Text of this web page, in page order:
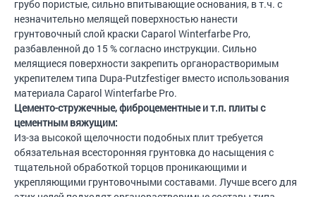
грубо пористые, сильно впитывающие основания, в т.ч. с
незначительно мелящей поверхностью нанести
грунтовочный слой краски Caparol Winterfarbe Pro,
разбавленной до 15 % согласно инструкции. Сильно
мелящиеся поверхности закрепить органорастворимым
укрепителем типа Dupa-Putzfestiger вместо использования
материала Caparol Winterfarbe Pro.
Цементо-стружечные, фиброцементные и т.п. плиты с
цементным вяжущим:
Из-за высокой щелочности подобных плит требуется
обязательная всесторонняя грунтовка до насыщения с
тщательной обработкой торцов проникающими и
укрепляющими грунтовочными составами. Лучше всего для